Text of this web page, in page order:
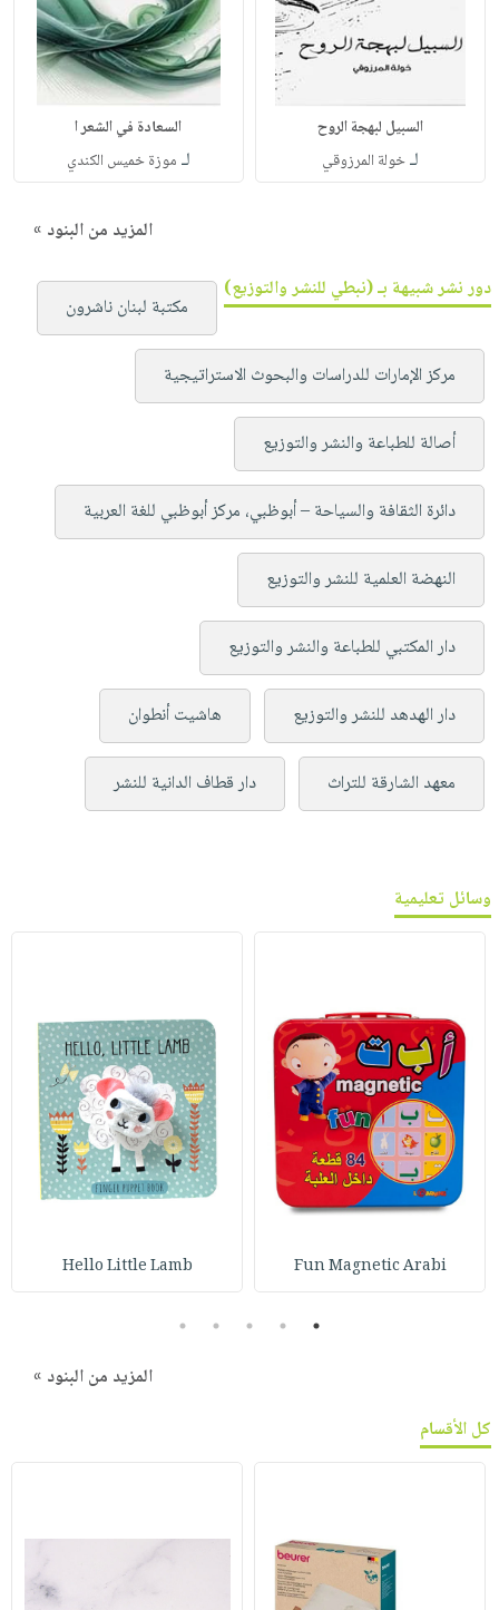
السبيل لبهجة الروح
لـخولة المرزوقي
السعادة في الشعر ا
لـ موزة خميس الكندي
المزيد من البنود »
دور نشر شبيهة بـ (نبطي للنشر والتوزيع)
مكتبة لبنان ناشرون
مركز الإمارات للدراسات والبحوث الاستراتيجية
أصالة للطباعة والنشر والتوزيع
دائرة الثقافة والسياحة – أبوظبي، مركز أبوظبي للغة العربية
النهضة العلمية للنشر والتوزيع
دار المكتبي للطباعة والنشر والتوزيع
دار الهدهد للنشر والتوزيع هاشيت أنطوان
معهد الشارقة للتراث دار قطاف الدانية للنشر
وسائل تعليمية
Fun Magnetic Arabi
Hello Little Lamb
1
2
3
4
5
المزيد من البنود »
كل الأقسام